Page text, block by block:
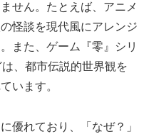
せん。たとえば、アニメ
怪談を現代風にアレンジ
また、ゲーム『零』シリ
、都市伝説的世界観を
います。
優れており、「なぜ？」